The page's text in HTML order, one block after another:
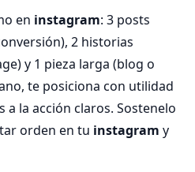
en instagram: 3 posts
2 historias
y 1 pieza larga (blog o
te posiciona con utilidad
a la acción claros. Sostenelo
orden en tu instagram y